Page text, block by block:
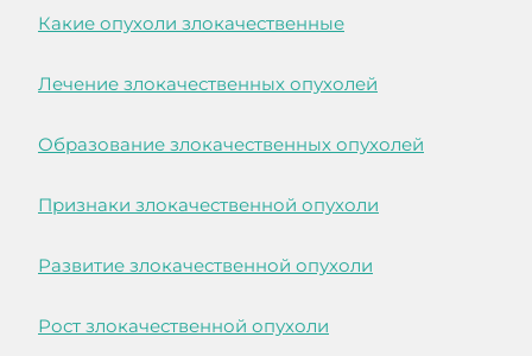
Какие опухоли злокачественные
Лечение злокачественных опухолей
Образование злокачественных опухолей
Признаки злокачественной опухоли
Развитие злокачественной опухоли
Рост злокачественной опухоли